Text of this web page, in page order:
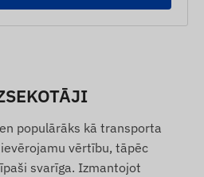
populārāks kā transporta
vērtību, tāpēc
svarīga. Izmantojot